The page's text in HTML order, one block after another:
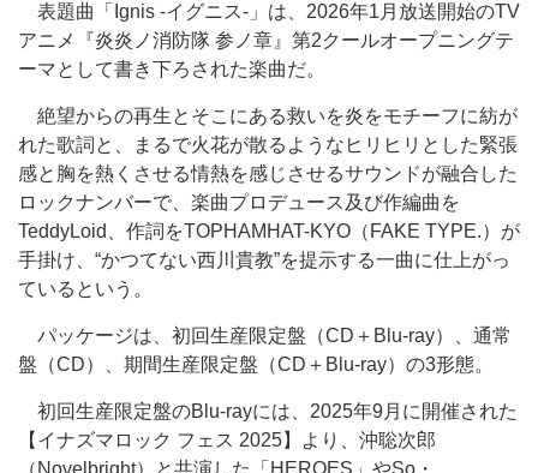
表題曲「Ignis -イグニス-」は、2026年1月放送開始のTV
アニメ『炎炎ノ消防隊 参ノ章』第2クールオープニングテ
ーマとして書き下ろされた楽曲だ。
絶望からの再生とそこにある救いを炎をモチーフに紡が
れた歌詞と、まるで火花が散るようなヒリヒリとした緊張
感と胸を熱くさせる情熱を感じさせるサウンドが融合した
ロックナンバーで、楽曲プロデュース及び作編曲を
TeddyLoid、作詞をTOPHAMHAT-KYO（FAKE TYPE.）が
手掛け、“かつてない西川貴教”を提示する一曲に仕上がっ
ているという。
パッケージは、初回生産限定盤（CD＋Blu-ray）、通常
盤（CD）、期間生産限定盤（CD＋Blu-ray）の3形態。
初回生産限定盤のBlu-rayには、2025年9月に開催された
【イナズマロック フェス 2025】より、沖聡次郎
（Novelbright）と共演した「HEROES」やSo・